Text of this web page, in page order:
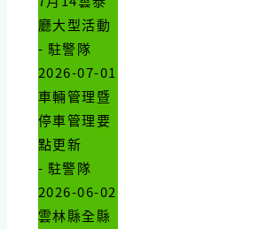
廳大型活動
- 駐警隊
2026-07-01
車輛管理暨
停車管理要
點更新
- 駐警隊
2026-06-02
雲林縣全縣